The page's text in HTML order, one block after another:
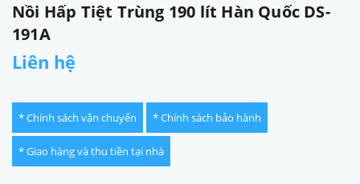
Nồi Hấp Tiệt Trùng 190 lít Hàn Quốc DS-
191A
Liên hệ
* Chính sách vận chuyển * Chính sách bảo hành
* Giao hàng và thu tiền tại nhà